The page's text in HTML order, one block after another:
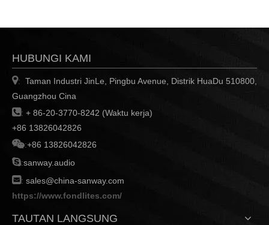
HUBUNGI KAMI
:
Taman Industri JinLe, Pingbu Avenue, Distrik HuaDu 510800,
Guangzhou Cina
: + 86-20-3770-8242 (Waktu kerja)
+86 13826042826
:+86 13826042826
:sanway.audio
: sales@china-sanway.com
https://www.fondlites.com/
TAUTAN LANGSUNG